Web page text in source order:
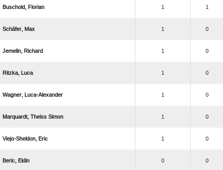
  1 1
  1 0
  1 0
  1 0
  1 0
   1 0
  1 0
  0 0